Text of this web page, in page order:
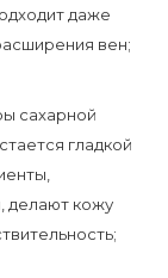
даже
вен;
сахарной
гладкой
делают кожу